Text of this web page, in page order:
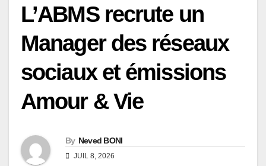
L’ABMS recrute un
Manager des réseaux
sociaux et émissions
Amour & Vie
By Neved BONI
JUIL 8, 2026